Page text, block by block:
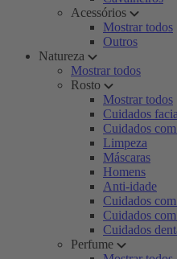
Acessórios
Mostrar todos
Outros
Natureza
Mostrar todos
Rosto
Mostrar todos
Cuidados
Cuidados
Limpeza
Máscaras
Homens
Anti-idade
Cuidados
Cuidados
Cuidados
Perfume